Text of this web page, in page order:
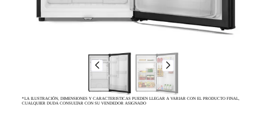
*LA ILUSTRACIÓN, DIMENSIONES Y CARACTERISTICAS PUEDEN LLEGAR A VARIAR CON EL PRODUCTO FINAL,
CUALQUIER DUDA CONSULTAR CON SU VENDEDOR ASIGNADO